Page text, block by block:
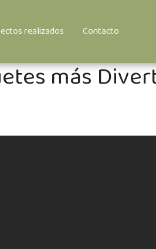
realizados Contacto
más